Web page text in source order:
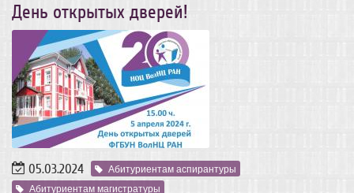
День открытых дверей!
05.03.2024
Абитуриентам аспирантуры
Абитуриентам магистратуры